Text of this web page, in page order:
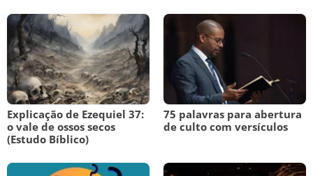
Explicação de Ezequiel 37:
o vale de ossos secos
(Estudo Bíblico)
75 palavras para abertura
de culto com versículos